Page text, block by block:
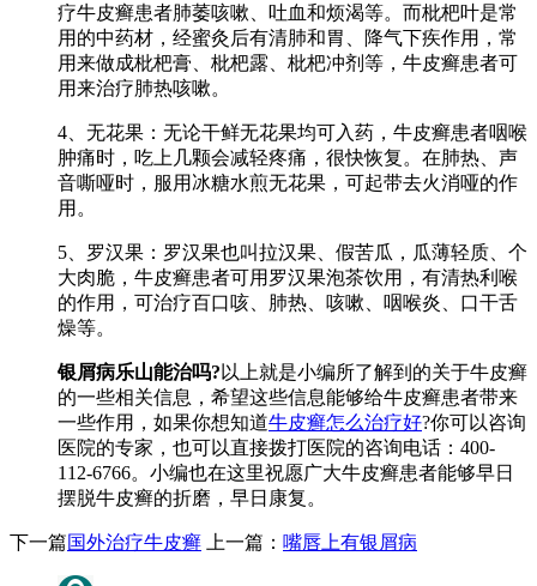
疗牛皮癣患者肺萎咳嗽、吐血和烦渴等。而枇杷叶是常
用的中药材，经蜜灸后有清肺和胃、降气下疾作用，常
用来做成枇杷膏、枇杷露、枇杷冲剂等，牛皮癣患者可
用来治疗肺热咳嗽。
4、无花果：无论干鲜无花果均可入药，牛皮癣患者咽喉
肿痛时，吃上几颗会减轻疼痛，很快恢复。在肺热、声
音嘶哑时，服用冰糖水煎无花果，可起带去火消哑的作
用。
5、罗汉果：罗汉果也叫拉汉果、假苦瓜，瓜薄轻质、个
大肉脆，牛皮癣患者可用罗汉果泡茶饮用，有清热利喉
的作用，可治疗百口咳、肺热、咳嗽、咽喉炎、口干舌
燥等。
银屑病乐山能治吗? 以上就是小编所了解到的关于牛皮癣
的一些相关信息，希望这些信息能够给牛皮癣患者带来
一些作用，如果你想知道牛皮癣怎么治疗好?你可以咨询
医院的专家，也可以直接拨打医院的咨询电话：400-
112-6766。小编也在这里祝愿广大牛皮癣患者能够早日
摆脱牛皮癣的折磨，早日康复。
下一篇国外治疗牛皮癣 上一篇： 嘴唇上有银屑病